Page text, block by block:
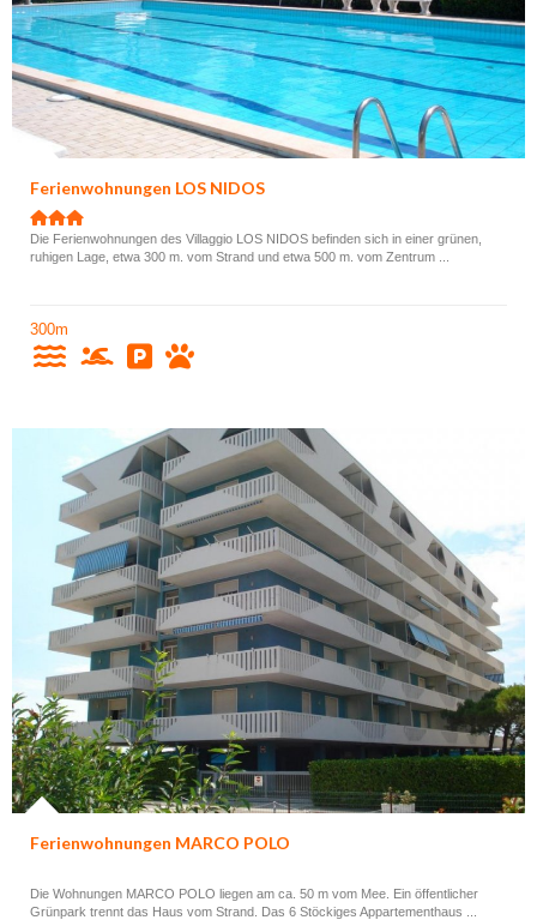
Ferienwohnungen LOS NIDOS
Die Ferienwohnungen des Villaggio LOS NIDOS befinden sich in einer grünen,
ruhigen Lage, etwa 300 m. vom Strand und etwa 500 m. vom Zentrum ...
300m
Ferienwohnungen MARCO POLO
Die Wohnungen MARCO POLO liegen am ca. 50 m vom Mee. Ein öffentlicher
Grünpark trennt das Haus vom Strand. Das 6 Stöckiges Appartementhaus ...